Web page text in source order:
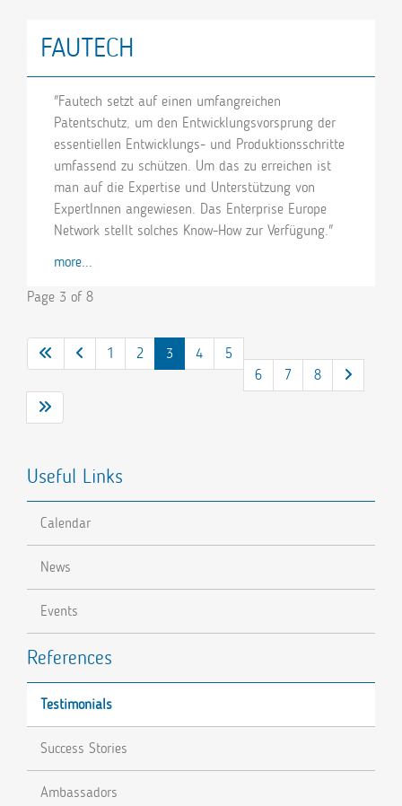
FAUTECH
"Fautech setzt auf einen umfangreichen
Patentschutz, um den Entwicklungsvorsprung der
essentiellen Entwicklungs- und Produktionsschritte
umfassend zu schützen. Um das zu erreichen ist
man auf die Expertise und Unterstützung von
ExpertInnen angewiesen. Das Enterprise Europe
Network stellt solches Know-How zur Verfügung."
more...
Page 3 of 8
1 2 3 4
5
6
7 8
Useful Links
Calendar
News
Events
References
Testimonials
Success Stories
Ambassadors